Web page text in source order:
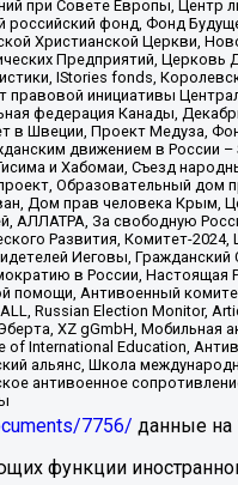
при Совете Европы,
фонд, Фонд
Христианской Церкви,
Предприятий,
IStories fonds,
правовой инициативы
федерация Канады,
в Швеции, Проект Медуза,
движением в России
и Хабомаи, Съезд
Образовательный
Дом прав человека Крым,
АЛЛАТРА, За свободную
Развития, Комитет-
Иеговы, Гражданский
в России, Настоящая
помощи, Антивоенный
Russian Election Monitor,
XZ gGmbH, Мобильная
of International Education,
альянс, Школа
антивоенное
7756/ данные на
функции